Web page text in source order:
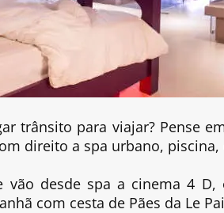
trânsito para viajar? Pense
direito a spa urbano, piscina,
vão desde spa a cinema 4
com cesta de Pães da Le